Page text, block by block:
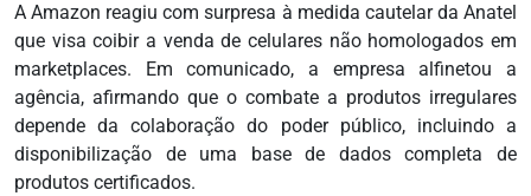
A Amazon reagiu com surpresa à medida cautelar da Anatel
que visa coibir a venda de celulares não homologados em
marketplaces. Em comunicado, a empresa alfinetou a
agência, afirmando que o combate a produtos irregulares
depende da colaboração do poder público, incluindo a
disponibilização de uma base de dados completa de
produtos certificados.